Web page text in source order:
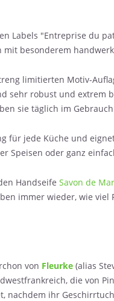
Labels "Entreprise du
mit besonderem
limitierten Motiv-
sehr robust und extrem
sie täglich im
für jede Küche und
Speisen oder ganz
Handseife Savon de
immer wieder, wie viel
von Fleurke (alias
die von
nachdem ihr